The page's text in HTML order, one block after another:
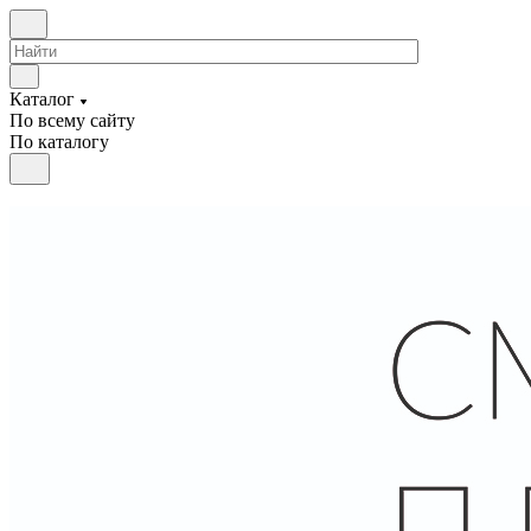
Каталог
По всему сайту
По каталогу